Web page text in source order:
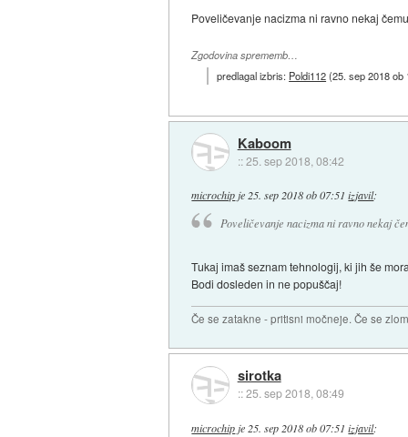
Poveličevanje nacizma ni ravno nekaj
Zgodovina sprememb…
predlagal izbris: Poldi112(25. sep 2018 ob
Kaboom
::25. sep 2018, 08:42
microchipje25. sep 2018 ob 07:51 izjavil:
Poveličevanje nacizma ni ravno nekaj
Tukaj imaš seznam tehnologij, ki jih še
Bodi dosleden in ne popuščaj!
Če se zatakne - pritisni močneje. Če se
sirotka
::25. sep 2018, 08:49
microchip je 25. sep 2018 ob 07:51 izjavil: